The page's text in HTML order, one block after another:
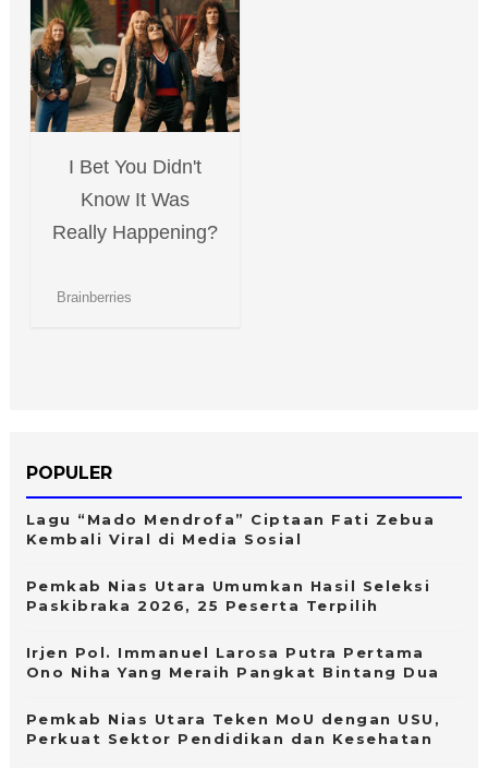
POPULER
Lagu “Mado Mendrofa” Ciptaan Fati Zebua
Kembali Viral di Media Sosial
Pemkab Nias Utara Umumkan Hasil Seleksi
Paskibraka 2026, 25 Peserta Terpilih
Irjen Pol. Immanuel Larosa Putra Pertama
Ono Niha Yang Meraih Pangkat Bintang Dua
Pemkab Nias Utara Teken MoU dengan USU,
Perkuat Sektor Pendidikan dan Kesehatan